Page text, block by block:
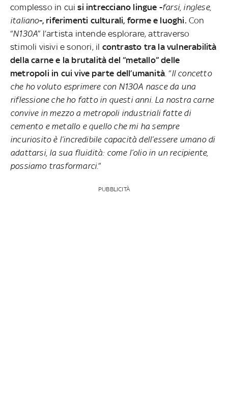
complesso in cuisi intrecciano lingue -farsi, inglese,
italiano-, riferimenti culturali, forme e luoghi.Con
“N130A” l’artista intende esplorare, attraverso
stimoli visivi e sonori, il contrasto tra la vulnerabilità
della carne e la brutalità del “metallo” delle
metropoli in cui vive parte dell’umanità. “Il concetto
che ho voluto esprimere con N130A nasce da una
riflessione che ho fatto in questi anni. La nostra carne
convive in mezzo a metropoli industriali fatte di
cemento e metallo e quello che mi ha sempre
incuriosito è l’incredibile capacità dell’essere umano di
adattarsi, la sua fluidità: come l’olio in un recipiente,
possiamo trasformarci.”
PUBBLICITÀ